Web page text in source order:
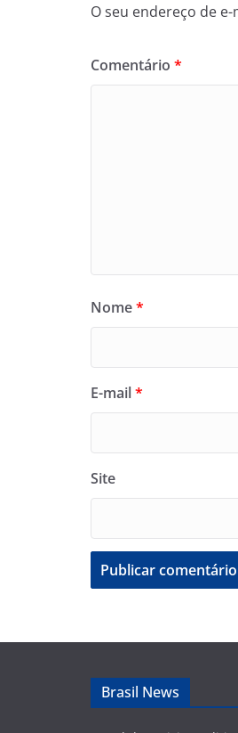
O seu endereço de
Comentário *
Nome*
E-mail*
Site
Brasil News